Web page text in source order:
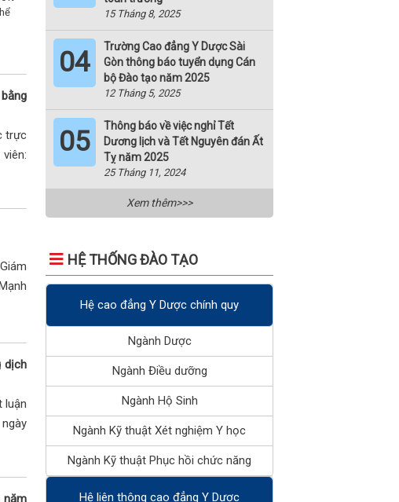
trực
dịch
luận
năm
15 Tháng 8, 2025
04
Trường Cao đẳng Y Dược Sài
Gòn thông báo tuyển dụng Cán
bộ Đào tạo năm 2025
12 Tháng 5, 2025
05
Thông báo về việc nghỉ Tết
Dương lịch và Tết Nguyên đán Ất
Tỵ năm 2025
25 Tháng 11, 2024
Xem thêm>>>
HỆ THỐNG ĐÀO TẠO
Hệ cao đẳng Y Dược chính quy
Ngành Dược
Ngành Điều dưỡng
Ngành Hộ Sinh
Ngành Kỹ thuật Xét nghiệm Y học
Ngành Kỹ thuật Phục hồi chức năng
Hệ liên thông cao đẳng Y Dược